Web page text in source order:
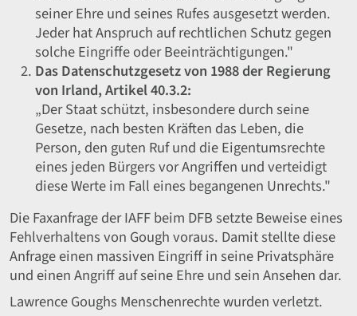
seiner Ehre und seines Rufes ausgesetzt werden.
Jeder hat Anspruch auf rechtlichen Schutz gegen
solche Eingriffe oder Beeinträchtigungen."
Das Datenschutzgesetz von 1988 der Regierung
von Irland, Artikel 40.3.2:
„Der Staat schützt, insbesondere durch seine
Gesetze, nach besten Kräften das Leben, die
Person, den guten Ruf und die Eigentumsrechte
eines jeden Bürgers vor Angriffen und verteidigt
diese Werte im Fall eines begangenen Unrechts."
Die Faxanfrage der IAFF beim DFB setzte Beweise eines
Fehlverhaltens von Gough voraus. Damit stellte diese
Anfrage einen massiven Eingriff in seine Privatsphäre
und einen Angriff auf seine Ehre und sein Ansehen dar.
Lawrence Goughs Menschenrechte wurden verletzt.